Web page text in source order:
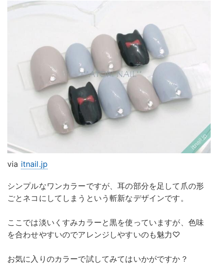
via itnail.jp
シンプルなワンカラーですが、耳の部分を足して爪の形
ごとネコにしてしまうという斬新なデザインです。
ここでは淡いくすみカラーと黒を使っていますが、色味
を合わせやすいのでアレンジしやすいのも魅力♡
お気に入りのカラーで試してみてはいかがですか？